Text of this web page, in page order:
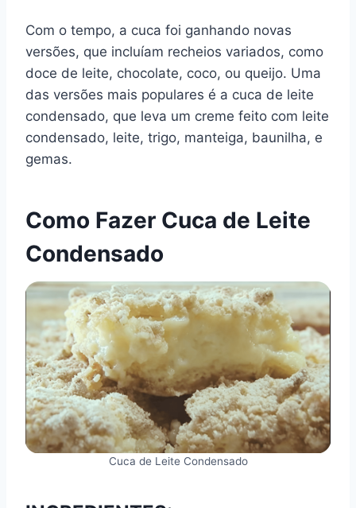
Com o tempo, a cuca foi ganhando novas
versões, que incluíam recheios variados, como
doce de leite, chocolate, coco, ou queijo. Uma
das versões mais populares é a cuca de leite
condensado, que leva um creme feito com leite
condensado, leite, trigo, manteiga, baunilha, e
gemas.
Como Fazer Cuca de Leite
Condensado
Cuca de Leite Condensado